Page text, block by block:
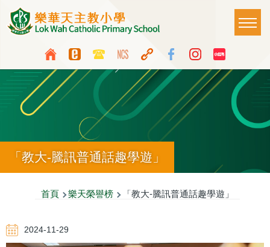
移至主內容
Top
Media
Icon
Button
Language
switcher
Main
「教大-騰訊普通話趣學遊」
連
首頁 樂天榮譽榜 「教大-騰訊普通話趣學遊」
2024-11-29